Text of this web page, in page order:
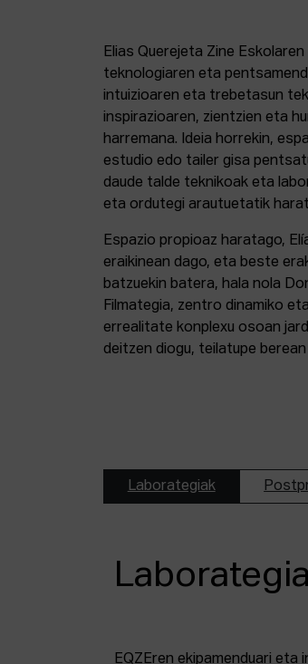
Elias Querejeta Zine
teknologiaren eta
intuizioaren eta trebetasun
inspirazioaren, zientzien eta
harremana. Ideia horrekin,
estudio edo tailer gisa
daude talde teknikoak eta
eta ordutegi arautuetatik
Espazio propioaz haratago,
eraikinean dago, eta beste
batzuekin batera, hala nola
Filmategia, zentro dinamiko
errealitate konplexu osoan
deitzen diogu, teilatupe
Laborategiak
EQZEren ekipamenduari